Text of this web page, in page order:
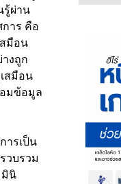
รู้ผ่าน
าร คือ
สมือน
งถูก
สมือน
มข้อมูล
ารเป็น
วบรวม
มินิ